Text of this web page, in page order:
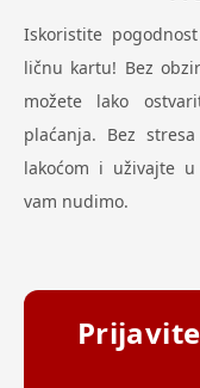
Iskoristite
ličnu kartu! Bez
možete lako
plaćanja. Bez
lakoćom i uživajte
vam nudimo.